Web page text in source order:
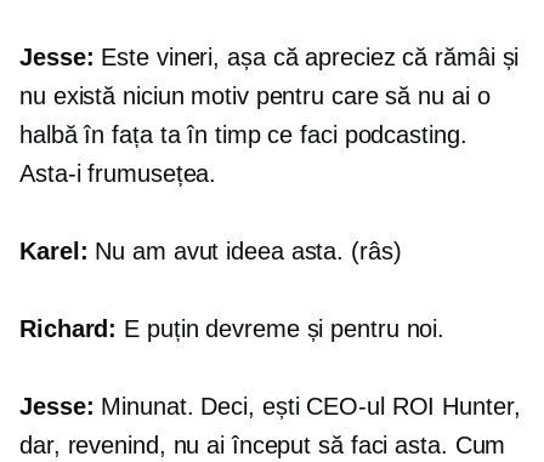
Jesse: Este vineri, așa că apreciez că rămâi și
nu există niciun motiv pentru care să nu ai o
halbă în fața ta în timp ce faci podcasting.
Asta-i frumusețea.
Karel: Nu am avut ideea asta. (râs)
Richard: E puțin devreme și pentru noi.
Jesse: Minunat. Deci, ești CEO-ul ROI Hunter,
dar, revenind, nu ai început să faci asta. Cum